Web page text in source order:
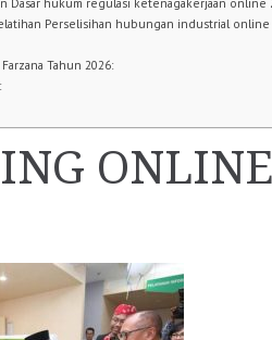
Perselisihan hubungan industrial online
Tahun 2026: